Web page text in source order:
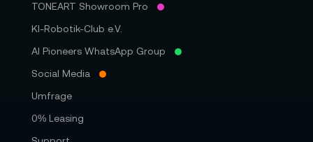
TONEART Showroom Pro
KI-Robotik-Club e.V.
AI Pioneers WhatsApp Group
Social Media
Umfrage
0% Leasing